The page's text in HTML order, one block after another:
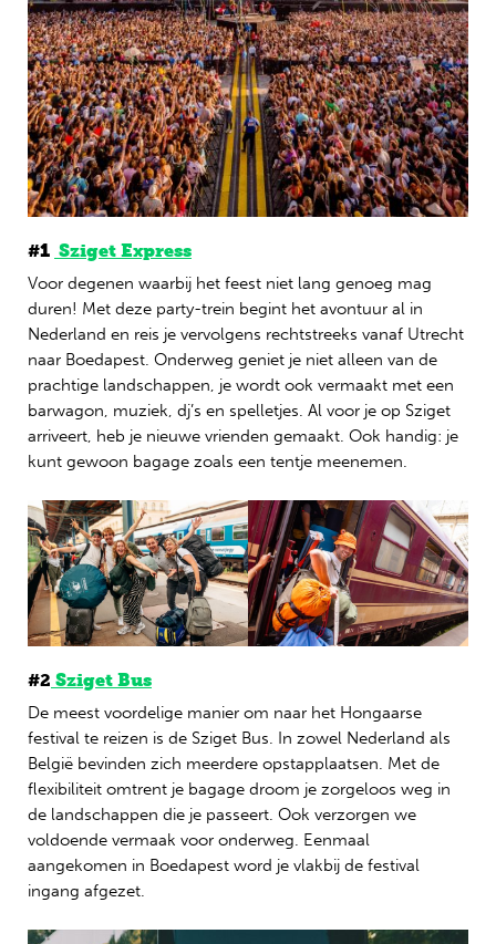
#1 Sziget Express
Voor degenen waarbij het feest niet lang genoeg mag
duren! Met deze party-trein begint het avontuur al in
Nederland en reis je vervolgens rechtstreeks vanaf Utrecht
naar Boedapest. Onderweg geniet je niet alleen van de
prachtige landschappen, je wordt ook vermaakt met een
barwagon, muziek, dj’s en spelletjes. Al voor je op Sziget
arriveert, heb je nieuwe vrienden gemaakt. Ook handig: je
kunt gewoon bagage zoals een tentje meenemen.
#2 Sziget Bus
De meest voordelige manier om naar het Hongaarse
festival te reizen is de Sziget Bus. In zowel Nederland als
België bevinden zich meerdere opstapplaatsen. Met de
flexibiliteit omtrent je bagage droom je zorgeloos weg in
de landschappen die je passeert. Ook verzorgen we
voldoende vermaak voor onderweg. Eenmaal
aangekomen in Boedapest word je vlakbij de festival
ingang afgezet.